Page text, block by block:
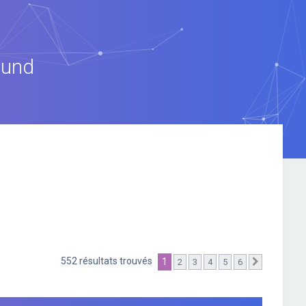
552 résultats trouvés 1 2 3 4 5 6